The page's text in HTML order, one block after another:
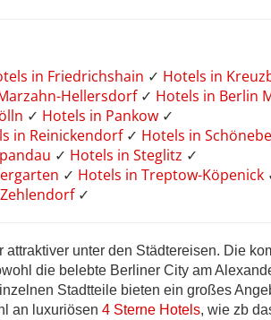
in Friedrichshain ✓ Hotels in
Hellersdorf ✓ Hotels in Berlin
✓ Hotels in Pankow ✓
in Reinickendorf ✓ Hotels in
✓ Hotels in Steglitz ✓
✓ Hotels in Treptow-Köpenick
✓
attraktiver unter den Städtereisen. Die
die belebte Berliner City am
Stadtteile bieten ein großes
an luxuriösen 4 Sterne Hotels, wie zb